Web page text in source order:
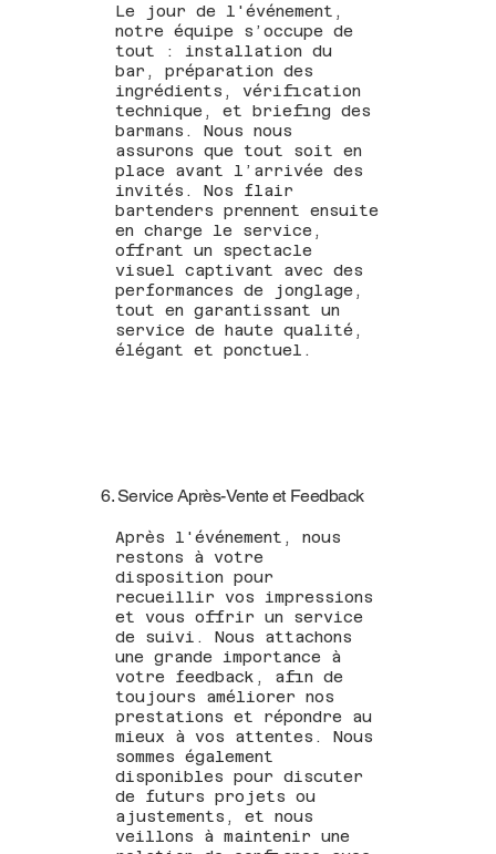
Le jour de l'événement,
notre équipe s’occupe de
tout : installation du
bar, préparation des
ingrédients, vérification
technique, et briefing des
barmans. Nous nous
assurons que tout soit en
place avant l’arrivée des
invités. Nos flair
bartenders prennent ensuite
en charge le service,
offrant un spectacle
visuel captivant avec des
performances de jonglage,
tout en garantissant un
service de haute qualité,
élégant et ponctuel.
6. Service Après-Vente et Feedback
Après l'événement, nous
restons à votre
disposition pour
recueillir vos impressions
et vous offrir un service
de suivi. Nous attachons
une grande importance à
votre feedback, afin de
toujours améliorer nos
prestations et répondre au
mieux à vos attentes. Nous
sommes également
disponibles pour discuter
de futurs projets ou
ajustements, et nous
veillons à maintenir une